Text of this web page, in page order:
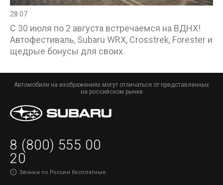
28.07
С 30 июля по 2 августа встречаемся на ВДНХ!
Автофестиваль, Subaru WRX, Crosstrek, Forester и
щедрые бонусы для своих.
Автомобили на изображениях могут отличаться от представленных
на российском рынке
8 (800) 555 00
20
Звонки по России бесплатные